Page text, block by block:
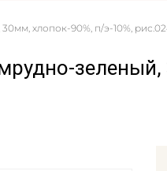
хлопок-90%, п/э-10%,